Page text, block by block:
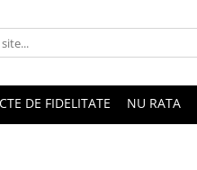
DE FIDELITATE NU RATA